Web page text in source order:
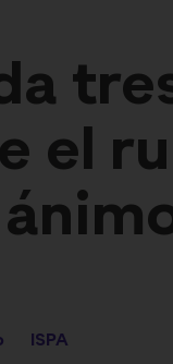
el
ISPA